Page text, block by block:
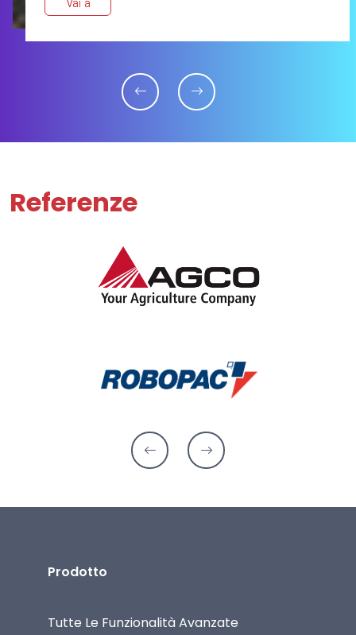
Referenze
Prodotto
Tutte Le Funzionalità Avanzate